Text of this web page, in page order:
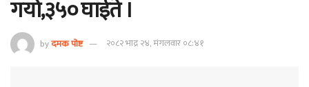
गयो,३५० घाईते ।
byदमक पोष्ट २०८२ भाद्र २४, मंगलवार ०८:४१